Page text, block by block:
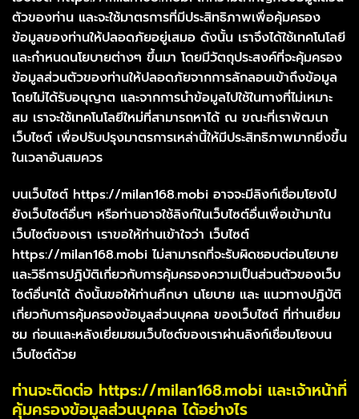
ตัวของท่าน และจะใช้มาตรการที่มีประสิทธิภาพเพื่อคุ้มครอง
ข้อมูลของท่านให้ปลอดภัยอยู่เสมอ ดังนั้น เราจึงได้ใช้เทคโนโลยี
และกำหนดนโยบายต่างๆ ขึ้นมา โดยมีวัตถุประสงค์ที่จะคุ้มครอง
ข้อมูลส่วนตัวของท่านให้ปลอดภัยจากการลักลอบเข้าถึงข้อมูล
โดยไม่ได้รับอนุญาต และจากการนำข้อมูลไปใช้ในทางที่ไม่เหมาะ
สม เราจะใช้เทคโนโลยีใหม่ที่สามารถหาได้ ณ ขณะที่เราพัฒนา
เว็บไซต์ เพื่อปรับปรุงมาตรการเหล่านี้ให้มีประสิทธิภาพมากยิ่งขึ้น
ในเวลาอันสมควร
บนเว็บไซต์ https://milan168.mobi อาจจะมีลิงก์เชื่อมโยงไป
ยังเว็บไซต์อื่นๆ หรือท่านอาจใช้ลิงก์ในเว็บไซต์อื่นเพื่อเข้ามาใน
เว็บไซต์ของเรา เราขอให้ท่านเข้าใจว่า เว็บไซต์
https://milan168.mobi ไม่สามารถที่จะรับผิดชอบต่อนโยบาย
และวิธีการปฏิบัติเกี่ยวกับการคุ้มครองความเป็นส่วนตัวของเว็บ
ไซต์อื่นๆได้ ดังนั้นขอให้ท่านศึกษา นโยบาย และ แนวทางปฏิบัติ
เกี่ยวกับการคุ้มครองข้อมูลส่วนบุคคล ของเว็บไซต์ ที่ท่านเยี่ยม
ชม ก่อนและหลังเยี่ยมชมเว็บไซต์ของเราผ่านลิงก์เชื่อมโยงบน
เว็บไซต์ด้วย
ท่านจะติดต่อ https://milan168.mobi และเจ้าหน้าที่
คุ้มครองข้อมูลส่วนบุคคล ได้อย่างไร